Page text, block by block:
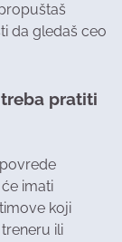
da gledaš ceo
pratiti
imati
koji
ili